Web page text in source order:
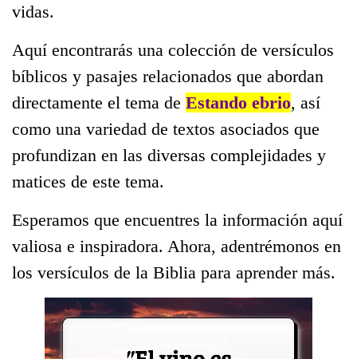
vidas.
Aquí encontrarás una colección de versículos
bíblicos y pasajes relacionados que abordan
directamente el tema de Estando ebrio, así
como una variedad de textos asociados que
profundizan en las diversas complejidades y
matices de este tema.
Esperamos que encuentres la información aquí
valiosa e inspiradora. Ahora, adentrémonos en
los versículos de la Biblia para aprender más.